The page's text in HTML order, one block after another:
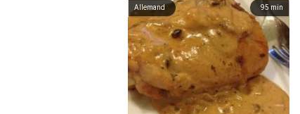
95min
Allemand